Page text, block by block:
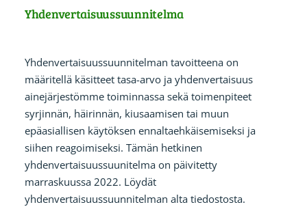
Yhdenvertaisuussuunnitelma
Yhdenvertaisuussuunnitelman tavoitteena on
määritellä käsitteet tasa-arvo ja yhdenvertaisuus
ainejärjestömme toiminnassa sekä toimenpiteet
syrjinnän, häirinnän, kiusaamisen tai muun
epäasiallisen käytöksen ennaltaehkäisemiseksi ja
siihen reagoimiseksi. Tämän hetkinen
yhdenvertaisuussuunitelma on päivitetty
marraskuussa 2022. Löydät
yhdenvertaisuussuunnitelman alta tiedostosta.